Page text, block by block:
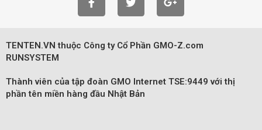
TENTEN.VN thuộc Công ty Cổ Phần GMO-Z.com
RUNSYSTEM
Thành viên của tập đoàn GMO Internet TSE:9449 với thị
phần tên miền hàng đầu Nhật Bản